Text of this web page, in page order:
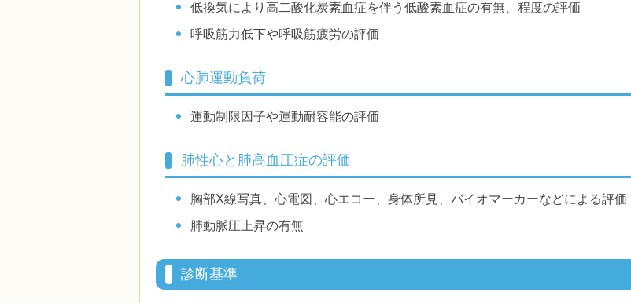
低換気により高二酸化炭素血症を伴う低酸素血症の有無、程度の評価
呼吸筋力低下や呼吸筋疲労の評価
心肺運動負荷
運動制限因子や運動耐容能の評価
肺性心と肺高血圧症の評価
胸部X線写真、心電図、心エコー、身体所見、バイオマーカーなどによる評価
肺動脈圧上昇の有無
診断基準